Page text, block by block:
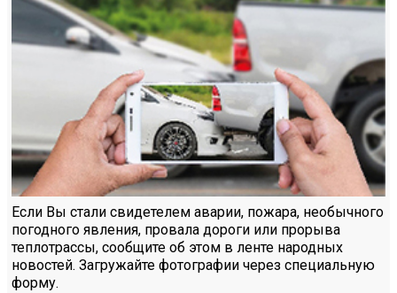
Если Вы стали свидетелем аварии, пожара, необычного
погодного явления, провала дороги или прорыва
теплотрассы, сообщите об этом в ленте народных
новостей. Загружайте фотографии через специальную
форму.